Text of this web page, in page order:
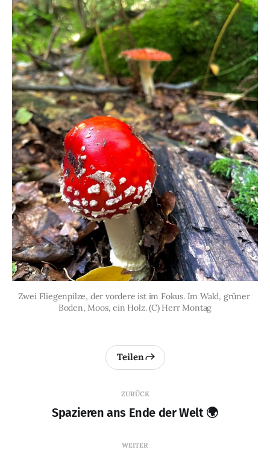
Zwei Fliegenpilze, der vordere ist im Fokus. Im Wald, grüner
Boden, Moos, ein Holz. (C) Herr Montag
ZURÜCK
Spazieren ans Ende der Welt 🌍
Teilen
WEITER